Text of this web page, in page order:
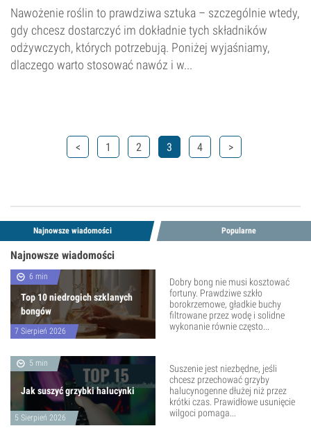
Nawożenie roślin to prawdziwa sztuka – szczególnie wtedy,
gdy chcesz dostarczyć im dokładnie tych składników
odżywczych, których potrzebują. Poniżej wyjaśniamy,
dlaczego warto stosować nawóz i w...
< 1 2 3 4 >
Najnowsze wiadomości Popularne
Najnowsze wiadomości
6 min
Top 10 niedrogich szklanych
bongów
7 Sierpień 2026
Dobry bong nie musi kosztować
fortuny. Prawdziwe szkło
borokrzemowe, gładkie buchy
filtrowane przez wodę i solidne
wykonanie równie często...
5 min
Jak suszyć grzybki halucynki
5 Sierpień 2026
Suszenie jest niezbędne, jeśli
chcesz przechować grzyby
halucynogenne dłużej niż przez
krótki czas. Prawidłowe usunięcie
wilgoci pomaga...